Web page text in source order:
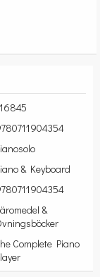
& Keyboard
&
Complete Piano